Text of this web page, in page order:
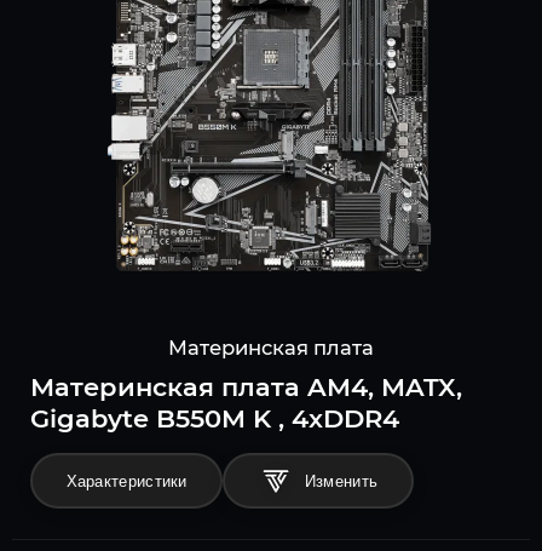
Материнская плата
Материнская плата AM4, MATX,
Gigabyte B550M K , 4xDDR4
Характеристики